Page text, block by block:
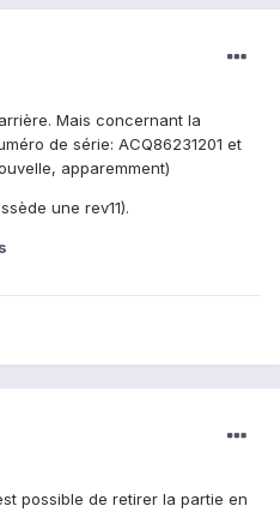
Mais concernant la
de série: ACQ86231201 et
apparemment)
une rev11).
possible de retirer la partie en